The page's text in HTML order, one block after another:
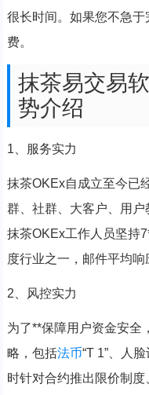
很长时间。如果您不急
费。
抹茶易交易
势介绍
1、服务实力
抹茶OKEx自成立至今已
群、社群、大客户、用户
抹茶OKEx工作人员坚持
度行业之一，邮件平均响
2、风控实力
为了**保障用户资金安全
略，包括法币“T 1”、人
时针对合约推出限价制